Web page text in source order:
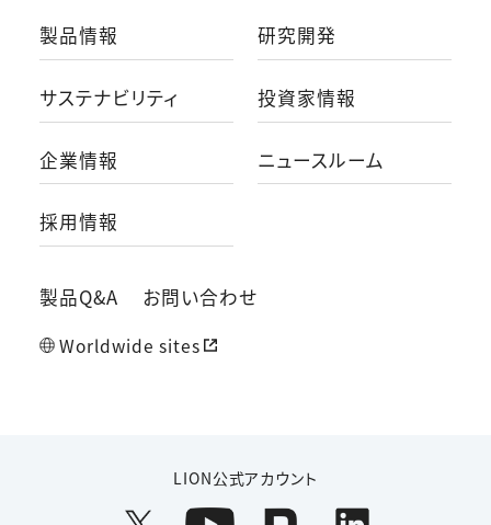
製品情報 研究開発
サステナビリティ 投資家情報
企業情報 ニュースルーム
採用情報
製品Q&A お問い合わせ
Worldwide sites
LION公式アカウント